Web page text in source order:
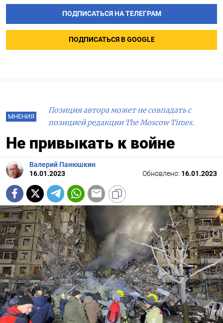
ПОДПИСАТЬСЯ НА ТЕЛЕГРАМ
ПОДПИСАТЬСЯ В GOOGLE
МНЕНИЯ
Позиция автора может не совпадать с
позицией редакции The Moscow Times.
Не привыкать к войне
Валерий Панюшкин
16.01.2023
Обновлено: 16.01.2023